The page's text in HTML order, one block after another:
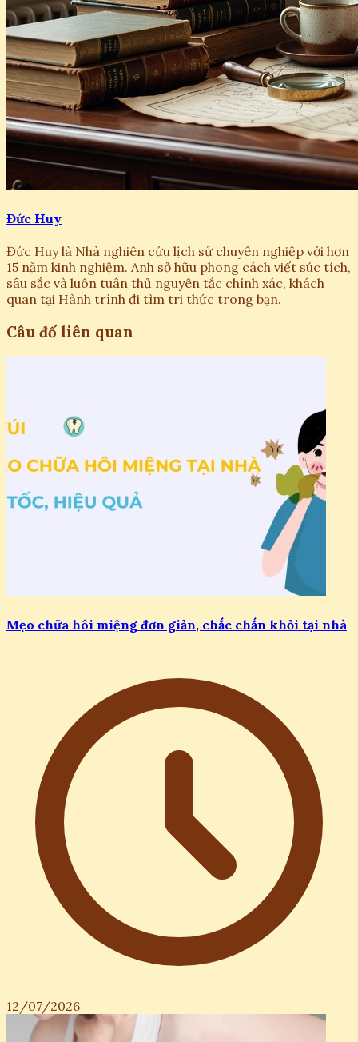
Đức Huy
Đức Huy là Nhà nghiên cứu lịch sử chuyên nghiệp với hơn
15 năm kinh nghiệm. Anh sở hữu phong cách viết súc tích,
sâu sắc và luôn tuân thủ nguyên tắc chính xác, khách
quan tại Hành trình đi tìm tri thức trong bạn.
Câu đố liên quan
Mẹo chữa hôi miệng đơn giản, chắc chắn khỏi tại nhà
12/07/2026